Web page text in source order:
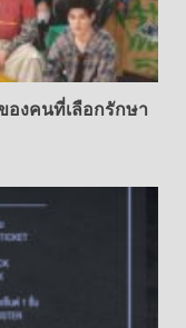
องคนที่เลือกรักษา